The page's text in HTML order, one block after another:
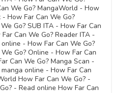
We Go? MangaWorld - How
How Far Can We Go?
Go? SUB ITA - How Far Can
Can We Go? Reader ITA -
- How Far Can We Go?
Go? Online - How Far Can
Can We Go? Manga Scan -
online - How Far Can
How Far Can We Go? -
- Read online How Far Can